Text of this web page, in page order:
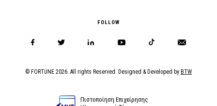
FOLLOW
© FORTUNE 2026. All rights Reserved. Designed & Developed by BTW
Πιστοποίηση Επιχείρησης